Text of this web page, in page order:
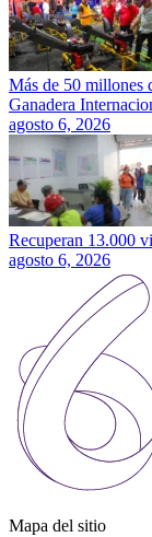
Más de 50 millones
Ganadera
agosto 6, 2026
Recuperan 13.000
agosto 6, 2026
Mapa del sitio